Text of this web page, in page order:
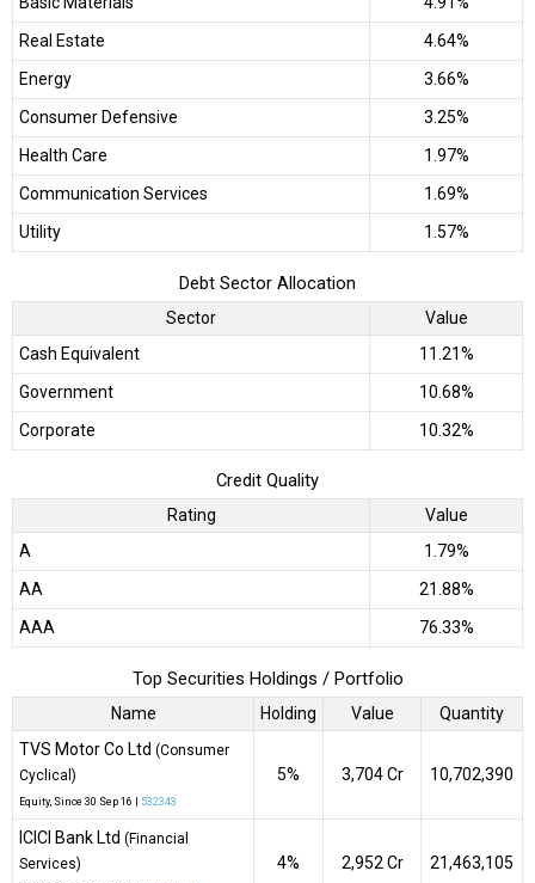
Real Estate
4.64%
Energy
3.66%
Consumer Defensive
3.25%
Health Care
1.97%
Communication Services
1.69%
Utility
1.57%
Debt Sector Allocation
Sector
Value
Cash Equivalent
11.21%
Government
10.68%
Corporate
10.32%
Credit Quality
Rating
Value
A
1.79%
AA
21.88%
AAA
76.33%
Top Securities Holdings / Portfolio
Name Holding Value
Quantity
TVS Motor Co Ltd (Consumer
Cyclical)
Equity, Since 30 Sep 16 | 532343
5% ₹3,704 Cr 10,702,390
ICICI Bank Ltd (Financial
Services)
4% ₹2,952 Cr 21,463,105